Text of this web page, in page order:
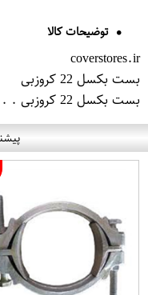
توضیحات کالا
coverstores.ir
بست بکسل 22 کروزبی
بست بکسل 22 کروزبی . . . . . . . . . Crosby 22 towbar